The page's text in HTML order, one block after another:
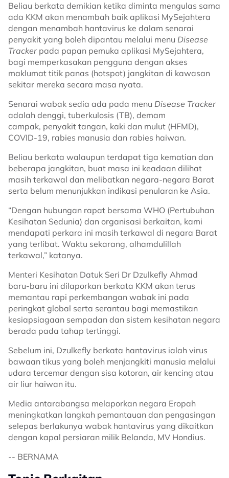
Beliau berkata demikian ketika diminta mengulas sama
ada KKM akan menambah baik aplikasi MySejahtera
dengan menambah hantavirus ke dalam senarai
penyakit yang boleh dipantau melalui menu Disease
Trackerpada papan pemuka aplikasi MySejahtera,
bagi memperkasakan pengguna dengan akses
maklumat titik panas (hotspot) jangkitan di kawasan
sekitar mereka secara masa nyata.
Senarai wabak sedia ada pada menu Disease Tracker
adalah denggi, tuberkulosis (TB), demam
campak, penyakit tangan, kaki dan mulut (HFMD),
COVID-19, rabies manusia dan rabies haiwan.
Beliau berkata walaupun terdapat tiga kematian dan
beberapa jangkitan, buat masa ini keadaan dilihat
masih terkawal dan melibatkan negara-negara Barat
serta belum menunjukkan indikasi penularan ke Asia.
“Dengan hubungan rapat bersama WHO (Pertubuhan
Kesihatan Sedunia) dan organisasi berkaitan, kami
mendapati perkara ini masih terkawal di negara Barat
yang terlibat. Waktu sekarang, alhamdulillah
terkawal,” katanya.
Menteri Kesihatan Datuk Seri Dr Dzulkefly Ahmad
baru-baru ini dilaporkan berkata KKM akan terus
memantau rapi perkembangan wabak ini pada
peringkat global serta serantau bagi memastikan
kesiapsiagaan sempadan dan sistem kesihatan negara
berada pada tahap tertinggi.
Sebelum ini, Dzulkefly berkata hantavirus ialah virus
bawaan tikus yang boleh menjangkiti manusia melalui
udara tercemar dengan sisa kotoran, air kencing atau
air liur haiwan itu.
Media antarabangsa melaporkan negara Eropah
meningkatkan langkah pemantauan dan pengasingan
selepas berlakunya wabak hantavirus yang dikaitkan
dengan kapal persiaran milik Belanda, MV Hondius.
-- BERNAMA